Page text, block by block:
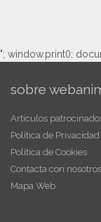
"; window.print();
sobre
Artículos
Política de
Política de Cookies
Contacta con nosotros
Mapa Web